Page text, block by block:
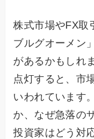
株式市場やFX取
ブルグオーメン
があるかもしれ
点灯すると、市
いわれています
か、なぜ急落の
投資家はどう対